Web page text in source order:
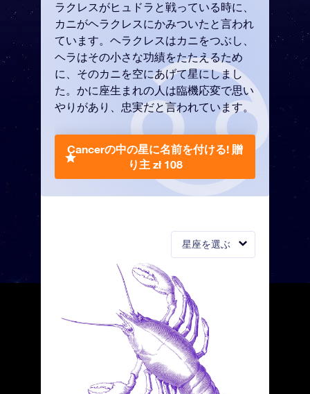
星座を選ぶ
ラクレスがヒュドラと戦っている時に、
カニがヘラクレスにかみついたと言われ
ています。ヘラクレスはカニをつぶし、
ヘラはその小さな功績をたたえるため
に、そのカニを空にあげて星にしまし
た。かに座生まれの人は臨機応変で思い
やりがあり、忠実だと言われています。
Cancerの中の星に名前を付ける! 贈
り主 zł 108